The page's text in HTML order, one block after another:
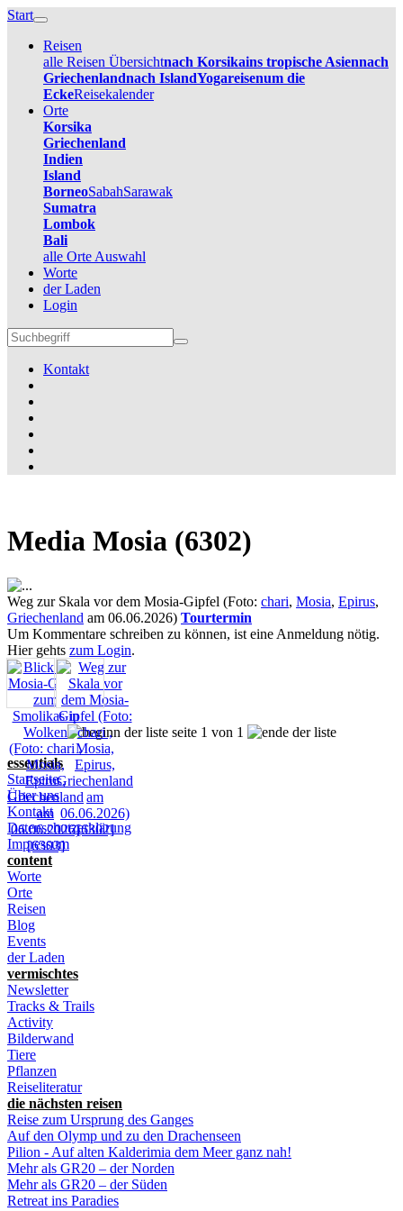
Start
Reisen
alle Reisen Übersichtnach Korsikains tropische Asiennach
Griechenlandnach IslandYogareisenum die
EckeReisekalender
Orte
Korsika
Griechenland
Indien
Island
BorneoSabahSarawak
Sumatra
Lombok
Bali
alle Orte Auswahl
Worte
der Laden
Login
Kontakt
Media Mosia (6302)
Weg zur Skala vor dem Mosia-Gipfel (Foto: chari, Mosia, Epirus,
Griechenland am 06.06.2026) Tourtermin
Um Kommentare schreiben zu können, ist eine Anmeldung nötig.
Hier gehts zum Login.
seite 1 von 1
essentials
Startseite
Über uns
Kontakt
Datenschutzerklärung
Impressum
content
Worte
Orte
Reisen
Blog
Events
der Laden
vermischtes
Newsletter
Tracks & Trails
Activity
Bilderwand
Tiere
Pflanzen
Reiseliteratur
die nächsten reisen
Reise zum Ursprung des Ganges
Auf den Olymp und zu den Drachenseen
Pilion - Auf alten Kalderimia dem Meer ganz nah!
Mehr als GR20 – der Norden
Mehr als GR20 – der Süden
Retreat ins Paradies